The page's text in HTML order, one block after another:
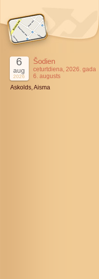
6
aug
2026
Šodien
ceturtdiena, 2026. gada
6. augusts
Askolds, Aisma